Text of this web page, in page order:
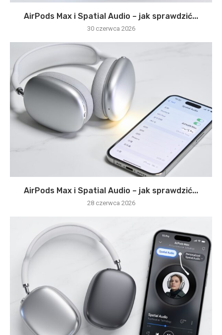
AirPods Max i Spatial Audio – jak sprawdzić...
30 czerwca 2026
AirPods Max i Spatial Audio – jak sprawdzić...
28 czerwca 2026